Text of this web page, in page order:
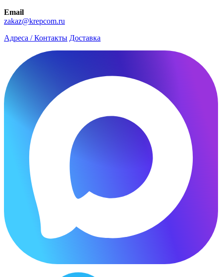
Email
zakaz@krepcom.ru
Адреса / Контакты Доставка